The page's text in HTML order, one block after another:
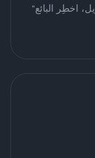
اخطِر البائع"